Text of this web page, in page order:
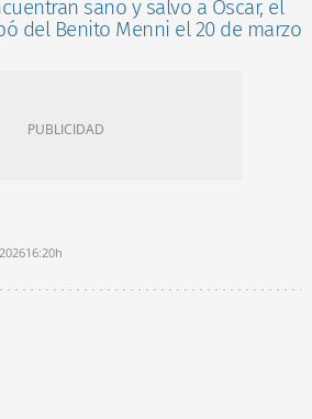
sano y salvo a Óscar, el
del Benito Menni el 20 de marzo
16:20h